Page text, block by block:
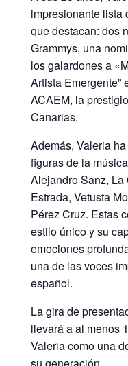
impresionante lista
que destacan: dos
Grammys, una
los galardones a
Artista Emergente”
ACAEM, la
Canarias.
Además, Valeria
figuras de la
Alejandro Sanz, La
Estrada, Vetusta
Pérez Cruz. Estas
estilo único y su
emociones
una de las voces
español.
La gira de
llevará a al menos
Valeria como una